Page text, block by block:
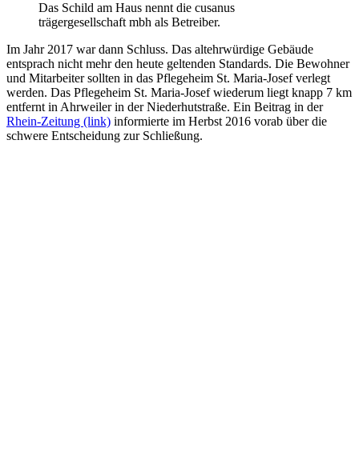
Das Schild am Haus nennt die cusanus
trägergesellschaft mbh als Betreiber.
Im Jahr 2017 war dann Schluss. Das altehrwürdige Gebäude
entsprach nicht mehr den heute geltenden Standards. Die Bewohner
und Mitarbeiter sollten in das Pflegeheim St. Maria-Josef verlegt
werden. Das Pflegeheim St. Maria-Josef wiederum liegt knapp 7 km
entfernt in Ahrweiler in der Niederhutstraße. Ein Beitrag in der
Rhein-Zeitung (link) informierte im Herbst 2016 vorab über die
schwere Entscheidung zur Schließung.